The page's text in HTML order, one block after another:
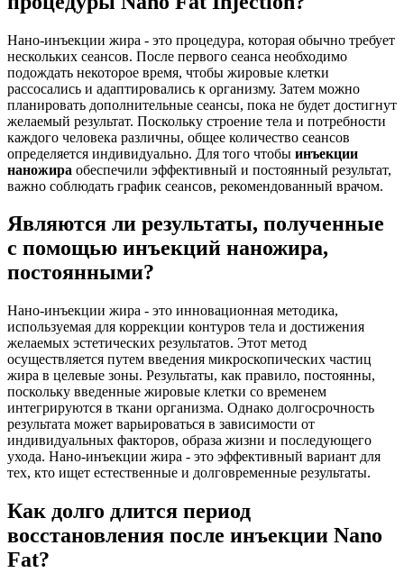
Нано-инъекции жира - это процедура, которая обычно требует
нескольких сеансов. После первого сеанса необходимо
подождать некоторое время, чтобы жировые клетки
рассосались и адаптировались к организму. Затем можно
планировать дополнительные сеансы, пока не будет достигнут
желаемый результат. Поскольку строение тела и потребности
каждого человека различны, общее количество сеансов
определяется индивидуально. Для того чтобы инъекции
наножира обеспечили эффективный и постоянный результат,
важно соблюдать график сеансов, рекомендованный врачом.
Являются ли результаты, полученные
с помощью инъекций наножира,
постоянными?
Нано-инъекции жира - это инновационная методика,
используемая для коррекции контуров тела и достижения
желаемых эстетических результатов. Этот метод
осуществляется путем введения микроскопических частиц
жира в целевые зоны. Результаты, как правило, постоянны,
поскольку введенные жировые клетки со временем
интегрируются в ткани организма. Однако долгосрочность
результата может варьироваться в зависимости от
индивидуальных факторов, образа жизни и последующего
ухода. Нано-инъекции жира - это эффективный вариант для
тех, кто ищет естественные и долговременные результаты.
Как долго длится период
восстановления после инъекции Nano
Fat?